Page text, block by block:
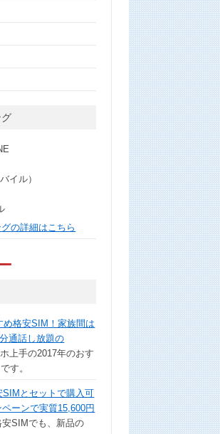
イル）
の詳細はこちら
め格安SIM！家族間は
通話し放題の
上手の2017年のおす
す。
SIMとセットで購入可
ーンで実質15,600円
SIMでも、新品の